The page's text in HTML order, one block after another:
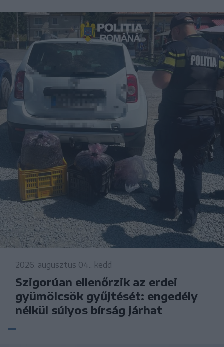
2026. augusztus 04., kedd
Szigorúan ellenőrzik az erdei
gyümölcsök gyűjtését: engedély
nélkül súlyos bírság járhat